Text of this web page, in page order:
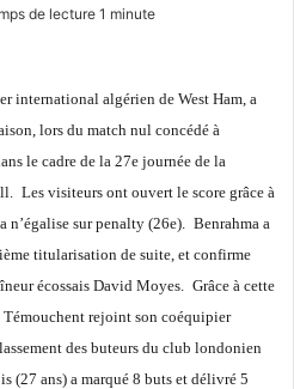
de lecture 1 minute
international algérien de West Ham, a
lors du match nul concédé à
le cadre de la 27e journée de la
Les visiteurs ont ouvert le score grâce à
n’égalise sur penalty (26e).
Benrahma a
titularisation de suite, et confirme
écossais David Moyes.
Grâce à cette
rejoint son coéquipier
des buteurs du club londonien
(27 ans) a marqué 8 buts et délivré 5